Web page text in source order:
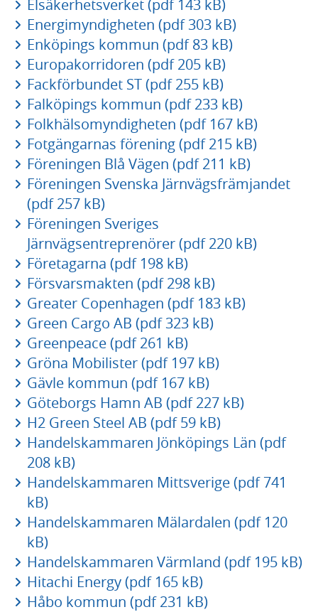
Elsäkerhetsverket (pdf 143 kB)
Energimyndigheten (pdf 303 kB)
Enköpings kommun (pdf 83 kB)
Europakorridoren (pdf 205 kB)
Fackförbundet ST (pdf 255 kB)
Falköpings kommun (pdf 233 kB)
Folkhälsomyndigheten (pdf 167 kB)
Fotgängarnas förening (pdf 215 kB)
Föreningen Blå Vägen (pdf 211 kB)
Föreningen Svenska Järnvägsfrämjandet
(pdf 257 kB)
Föreningen Sveriges
Järnvägsentreprenörer (pdf 220 kB)
Företagarna (pdf 198 kB)
Försvarsmakten (pdf 298 kB)
Greater Copenhagen (pdf 183 kB)
Green Cargo AB (pdf 323 kB)
Greenpeace (pdf 261 kB)
Gröna Mobilister (pdf 197 kB)
Gävle kommun (pdf 167 kB)
Göteborgs Hamn AB (pdf 227 kB)
H2 Green Steel AB (pdf 59 kB)
Handelskammaren Jönköpings Län (pdf
208 kB)
Handelskammaren Mittsverige (pdf 741
kB)
Handelskammaren Mälardalen (pdf 120
kB)
Handelskammaren Värmland (pdf 195 kB)
Hitachi Energy (pdf 165 kB)
Håbo kommun (pdf 231 kB)